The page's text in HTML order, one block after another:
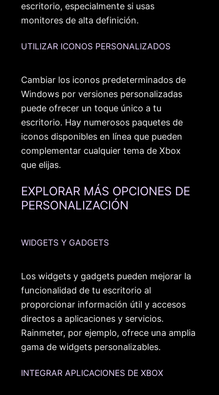
escritorio, especialmente si usas
monitores de alta definición.
UTILIZAR ICONOS PERSONALIZADOS
Cambiar los iconos predeterminados de
Windows por versiones personalizadas
puede ofrecer un toque único a tu
escritorio. Hay numerosos paquetes de
iconos disponibles en línea que pueden
complementar cualquier tema de Xbox
que elijas.
EXPLORAR MÁS OPCIONES DE
PERSONALIZACIÓN
WIDGETS Y GADGETS
Los widgets y gadgets pueden mejorar la
funcionalidad de tu escritorio al
proporcionar información útil y accesos
directos a aplicaciones y servicios.
Rainmeter, por ejemplo, ofrece una amplia
gama de widgets personalizables.
INTEGRAR APLICACIONES DE XBOX